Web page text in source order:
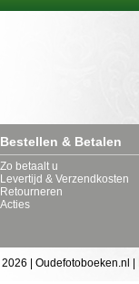
Bestellen & Betalen
Zo betaalt u
Levertijd & Verzendkosten
Retourneren
Acties
| Oudefotoboeken.nl |